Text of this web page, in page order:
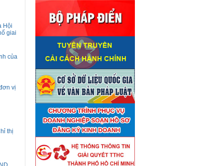
Hội
giai
của
vị
thị